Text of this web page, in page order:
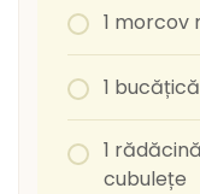
1 morcov
1
1
cubulețe